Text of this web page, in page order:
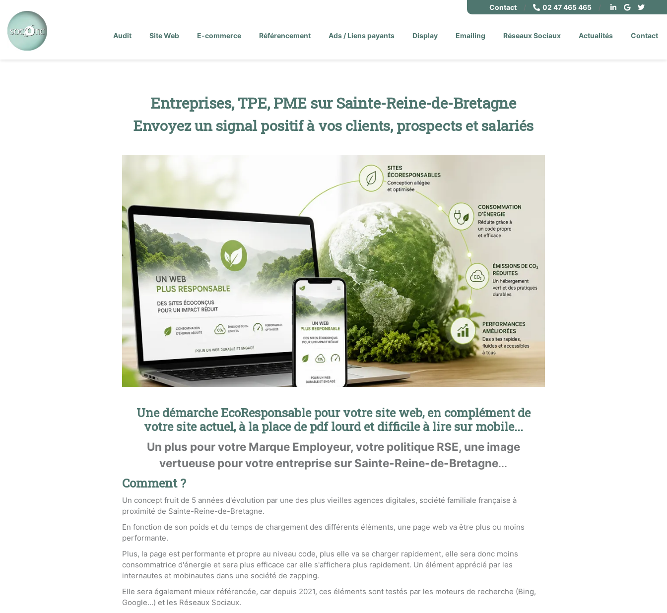
Contact / 02 47 465 465 /
Audit Site Web E-commerce Référencement Ads / Liens payants Display Emailing Réseaux Sociaux Actualités Contact
Entreprises, TPE, PME sur Sainte-Reine-de-Bretagne
Envoyez un signal positif à vos clients, prospects et salariés
Une démarche EcoResponsable pour votre site web, en complément de
votre site actuel, à la place de pdf lourd et difficile à lire sur mobile...
Un plus pour votre Marque Employeur, votre politique RSE, une image
vertueuse pour votre entreprise sur Sainte-Reine-de-Bretagne...
Comment ?
Un concept fruit de 5 années d'évolution par une des plus vieilles agences digitales, société familiale française à
proximité de Sainte-Reine-de-Bretagne.
En fonction de son poids et du temps de chargement des différents éléments, une page web va être plus ou moins
performante.
Plus, la page est performante et propre au niveau code, plus elle va se charger rapidement, elle sera donc moins
consommatrice d'énergie et sera plus efficace car elle s'affichera plus rapidement. Un élément apprécié par les
internautes et mobinautes dans une société de zapping.
Elle sera également mieux référencée, car depuis 2021, ces éléments sont testés par les moteurs de recherche (Bing,
Google...) et les Réseaux Sociaux.